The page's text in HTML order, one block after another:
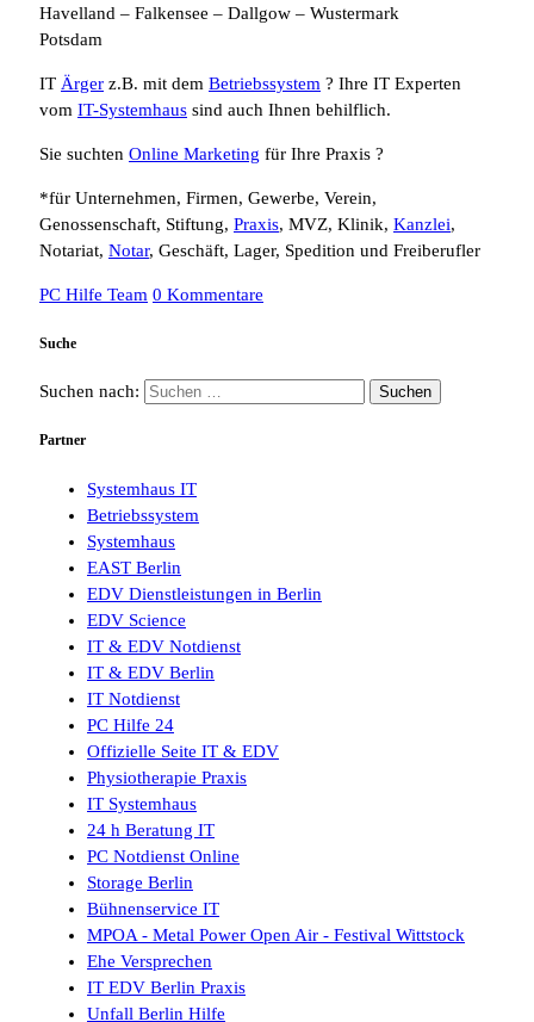
Havelland – Falkensee – Dallgow – Wustermark
Potsdam
IT Ärger z.B. mit dem Betriebssystem ? Ihre IT Experten
vom IT-Systemhaus sind auch Ihnen behilflich.
Sie suchten Online Marketing für Ihre Praxis ?
*für Unternehmen, Firmen, Gewerbe, Verein,
Genossenschaft, Stiftung, Praxis, MVZ, Klinik, Kanzlei,
Notariat, Notar, Geschäft, Lager, Spedition und Freiberufler
PC Hilfe Team 0 Kommentare
Suche
Suchen nach:
Partner
Systemhaus IT
Betriebssystem
Systemhaus
EAST Berlin
EDV Dienstleistungen in Berlin
EDV Science
IT & EDV Notdienst
IT & EDV Berlin
IT Notdienst
PC Hilfe 24
Offizielle Seite IT & EDV
Physiotherapie Praxis
IT Systemhaus
24 h Beratung IT
PC Notdienst Online
Storage Berlin
Bühnenservice IT
MPOA - Metal Power Open Air - Festival Wittstock
Ehe Versprechen
IT EDV Berlin Praxis
Unfall Berlin Hilfe